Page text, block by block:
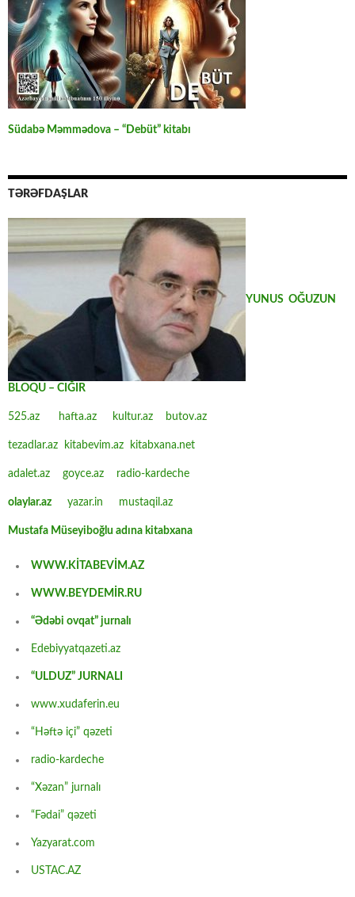
Südabə Məmmədova – “Debüt” kitabı
TƏRƏFDAŞLAR
YUNUS OĞUZUN
BLOQU – CIĞIR
525.az hafta.az kultur.az butov.az
tezadlar.az kitabevim.az kitabxana.net
adalet.az goyce.az radio-kardeche
olaylar.az yazar.in mustaqil.az
Mustafa Müseyiboğlu adına kitabxana
WWW.KİTABEVİM.AZ
WWW.BEYDEMİR.RU
“Ədəbi ovqat” jurnalı
Edebiyyatqazeti.az
“ULDUZ” JURNALI
www.xudaferin.eu
“Həftə içi” qəzeti
radio-kardeche
“Xəzan” jurnalı
“Fədai” qəzeti
Yazyarat.com
USTAC.AZ